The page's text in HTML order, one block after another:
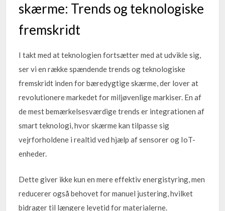
skærme: Trends og teknologiske
fremskridt
I takt med at teknologien fortsætter med at udvikle sig,
ser vi en række spændende trends og teknologiske
fremskridt inden for bæredygtige skærme, der lover at
revolutionere markedet for miljøvenlige markiser. En af
de mest bemærkelsesværdige trends er integrationen af
smart teknologi, hvor skærme kan tilpasse sig
vejrforholdene i realtid ved hjælp af sensorer og IoT-
enheder.
Dette giver ikke kun en mere effektiv energistyring, men
reducerer også behovet for manuel justering, hvilket
bidrager til længere levetid for materialerne.